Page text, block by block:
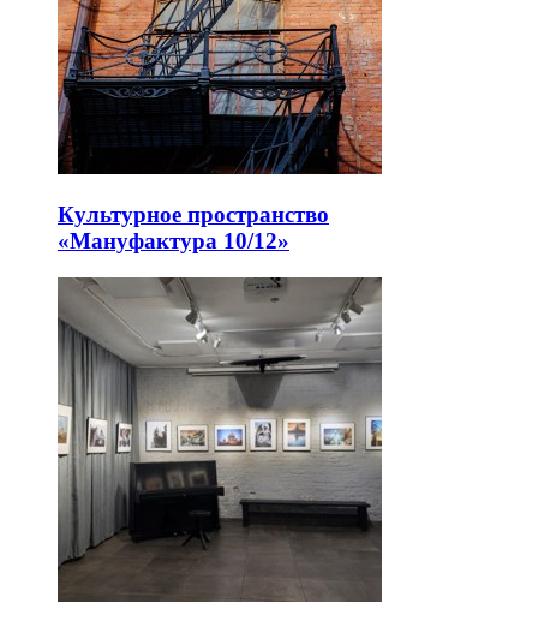
Культурное пространство
«Мануфактура 10/12»